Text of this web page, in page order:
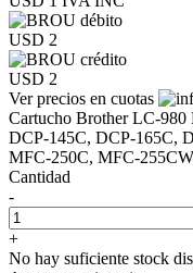
USD 2
USD 2
Ver precios en cuotas
Cartucho Brother LC-980
DCP-145C, DCP-165C,
MFC-250C, MFC-
Cantidad
-
+
No hay suficiente stock